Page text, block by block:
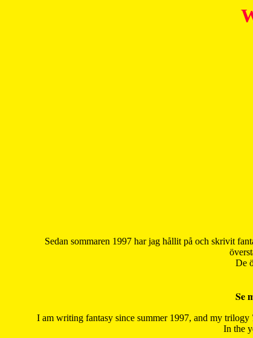
Sedan sommaren 1997 har jag hållit på och skrivit
De
Se
I am writing fantasy since summer 1997, and my trilogy
In the